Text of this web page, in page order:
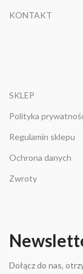
KONTAKT
SKLEP
Polityka
Regulamin sklepu
Ochrona danych
Zwroty
Dołącz do nas,